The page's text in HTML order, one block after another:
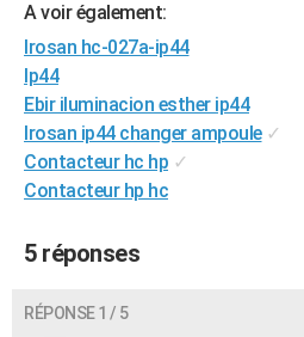
Alimentation
Guide de la santé
Maladies
Médicaments
Sommeil
Destinations
City break
Voyage nature
Voyage de noces
Forum
Climat
+PHOTO
GUIDES D'ACHAT
BONS PLANS
Carte de Noël
Carte Bonne année
Carte Saint-Valentin
Carte Pâques
Carte d'anniversaire
DICTIONNAIRE
Dictionnaire
Biographies
Citations
Expressions
Proverbes
PROGRAMME TV
A voir également:
Irosan hc-027a-ip44
Ip44
Ebir iluminacion esther ip44
Irosan ip44 changer ampoule ✓
Contacteur hc hp ✓
Contacteur hp hc
5 réponses
RÉPONSE 1 / 5